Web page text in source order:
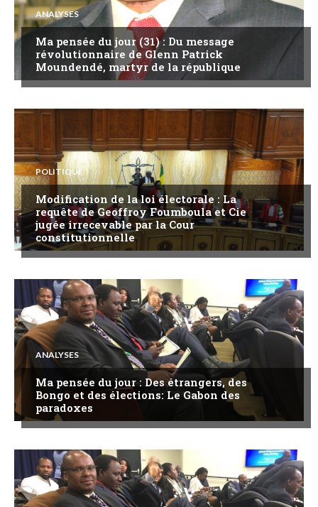
ANALYSES
Ma pensée du jour (31) : Du message
révolutionnaire de Glenn Patrick
Moundendé, martyr de la république
POLITIQUE
Modification de la loi électorale : La
requête de Geoffroy Foumboula et Cie
jugée irrecevable par la Cour
constitutionnelle
ANALYSES
Ma pensée du jour : Des étrangers, des
Bongo et des élections: Le Gabon des
paradoxes